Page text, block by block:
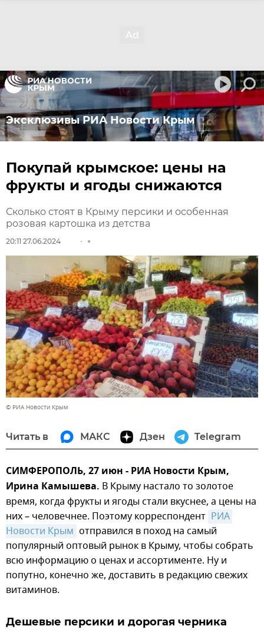
Эксклюзивы РИА Новости Крым
Покупай крымское: цены на
фрукты и ягоды снижаются
Сколько стоят в Крыму персики и особенная
розовая картошка из детства
20:11 27.06.2024
© РИА Новости Крым
Читать в МАКС Дзен Telegram
СИМФЕРОПОЛЬ, 27 июн - РИА Новости Крым,
Ирина Камышева. В Крыму настало то золотое
время, когда фрукты и ягоды стали вкуснее, а цены на
них – человечнее. Поэтому корреспондент РИА
Новости Крым отправился в поход на самый
популярный оптовый рынок в Крыму, чтобы собрать
всю информацию о ценах и ассортименте. Ну и
попутно, конечно же, доставить в редакцию свежих
витаминов.
Дешевые персики и дорогая черника